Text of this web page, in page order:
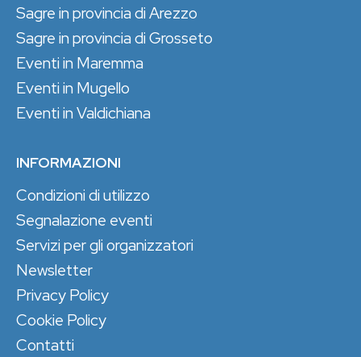
Sagre in provincia di Arezzo
Sagre in provincia di Grosseto
Eventi in Maremma
Eventi in Mugello
Eventi in Valdichiana
INFORMAZIONI
Condizioni di utilizzo
Segnalazione eventi
Servizi per gli organizzatori
Newsletter
Privacy Policy
Cookie Policy
Contatti